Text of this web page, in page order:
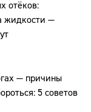
отёков:
жидкости —
— причины
5 советов